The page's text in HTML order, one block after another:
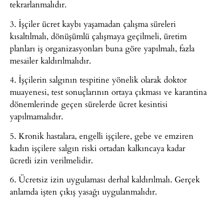
tekrarlanmalıdır.
3. İşçiler ücret kaybı yaşamadan çalışma süreleri
kısaltılmalı, dönüşümlü çalışmaya geçilmeli, üretim
planları iş organizasyonları buna göre yapılmalı, fazla
mesailer kaldırılmalıdır.
4. İşçilerin salgının tespitine yönelik olarak doktor
muayenesi, test sonuçlarının ortaya çıkması ve karantina
dönemlerinde geçen sürelerde ücret kesintisi
yapılmamalıdır.
5. Kronik hastalara, engelli işçilere, gebe ve emziren
kadın işçilere salgın riski ortadan kalkıncaya kadar
ücretli izin verilmelidir.
6. Ücretsiz izin uygulaması derhal kaldırılmalı. Gerçek
anlamda işten çıkış yasağı uygulanmalıdır.